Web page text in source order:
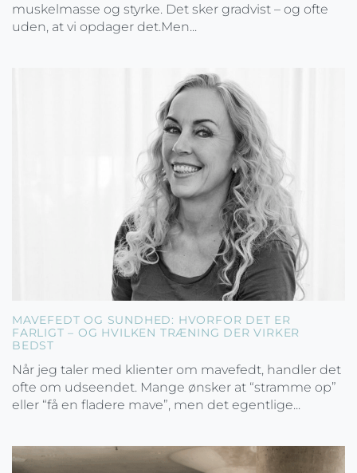
muskelmasse og styrke. Det sker gradvist – og ofte
uden, at vi opdager det.Men...
MAVEFEDT OG SUNDHED: HVORFOR DET ER
FARLIGT – OG HVILKEN TRÆNING DER VIRKER
BEDST
Når jeg taler med klienter om mavefedt, handler det
ofte om udseendet. Mange ønsker at “stramme op”
eller “få en fladere mave”, men det egentlige...